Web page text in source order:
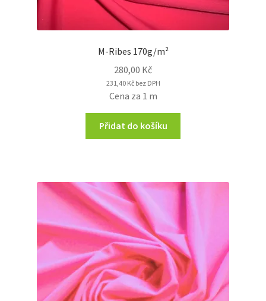
M-Ribes 170g/m²
280,00 Kč
231,40 Kčbez DPH
Cena za 1 m
Přidat do košíku